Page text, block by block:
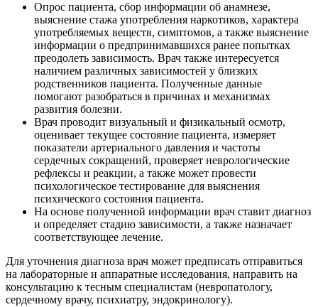
Опрос пациента, сбор информации об анамнезе,
выяснение стажа употребления наркотиков, характера
употребляемых веществ, симптомов, а также выяснение
информации о предпринимавшихся ранее попытках
преодолеть зависимость. Врач также интересуется
наличием различных зависимостей у близких
родственников пациента. Полученные данные
помогают разобраться в причинах и механизмах
развития болезни.
Врач проводит визуальный и физикальный осмотр,
оценивает текущее состояние пациента, измеряет
показатели артериального давления и частоты
сердечных сокращений, проверяет неврологические
рефлексы и реакции, а также может провести
психологическое тестирование для выяснения
психического состояния пациента.
На основе полученной информации врач ставит диагноз
и определяет стадию зависимости, а также назначает
соответствующее лечение.
Для уточнения диагноза врач может предписать отправиться
на лабораторные и аппаратные исследования, направить на
консультацию к тесным специалистам (невропатологу,
сердечному врачу, психиатру, эндокринологу).